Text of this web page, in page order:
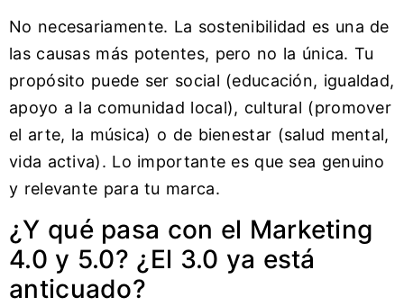
No necesariamente. La sostenibilidad es una de
las causas más potentes, pero no la única. Tu
propósito puede ser social (educación, igualdad,
apoyo a la comunidad local), cultural (promover
el arte, la música) o de bienestar (salud mental,
vida activa). Lo importante es que sea genuino
y relevante para tu marca.
¿Y qué pasa con el Marketing
4.0 y 5.0? ¿El 3.0 ya está
anticuado?